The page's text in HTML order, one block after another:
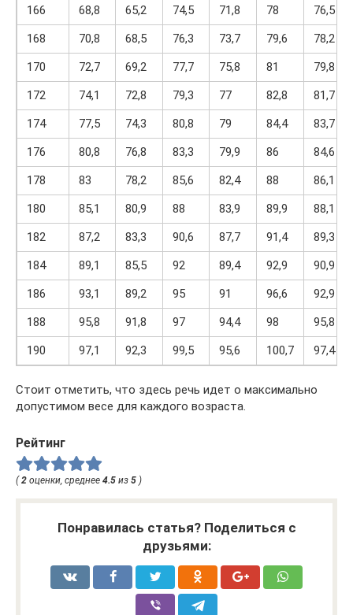
166 68,8 65,2 74,5 71,8 78
76,5
168
70,8 68,5 76,3 73,7 79,6
78,2
170
72,7 69,2 77,7 75,8 81
79,8
172
74,1 72,8 79,3 77 82,8
81,7
174
77,5 74,3 80,8 79 84,4
83,7
176
80,8 76,8 83,3 79,9 86
84,6
178
83 78,2 85,6 82,4 88
86,1
180
85,1 80,9 88 83,9 89,9
88,1
182
87,2 83,3 90,6 87,7 91,4
89,3
184
89,1 85,5 92 89,4 92,9
90,9
186
93,1 89,2 95 91 96,6
92,9
188
95,8 91,8 97 94,4 98
95,8
190
97,1 92,3 99,5 95,6 100,7 97,4
Стоит отметить, что здесь речь идет о максимально
допустимом весе для каждого возраста.
Рейтинг
(2 оценки, среднее 4.5 из 5 )
Понравилась статья? Поделиться с
друзьями: